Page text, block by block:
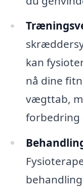
kan
nå dine
vægttab,
forbedring